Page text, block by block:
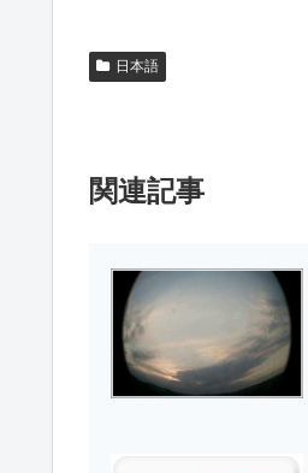
日本語
関連記事